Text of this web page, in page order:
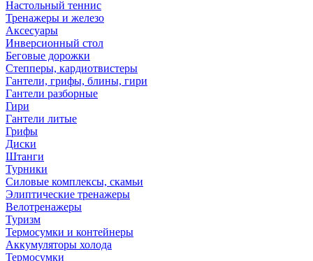
Настольный теннис
Тренажеры и железо
Аксесуары
Инверсионный стол
Беговые дорожки
Степперы, кардиотвистеры
Гантели, грифы, блины, гири
Гантели разборные
Гири
Гантели литые
Грифы
Диски
Штанги
Турники
Силовые комплексы, скамьи
Элиптические тренажеры
Велотренажеры
Туризм
Термосумки и контейнеры
Аккумуляторы холода
Термосумки